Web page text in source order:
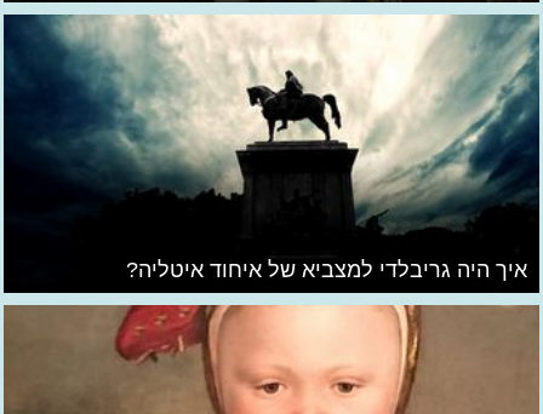
איך היה גריבלדי למצביא של איחוד איטליה?